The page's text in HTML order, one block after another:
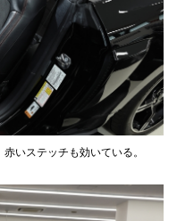
いステッチも効いている。